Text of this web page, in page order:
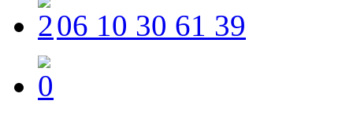
06 10 30 61 39